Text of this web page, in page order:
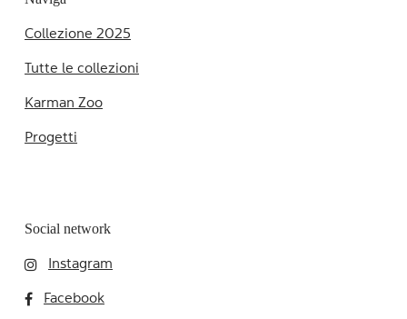
Collezione 2025
Tutte le collezioni
Karman Zoo
Progetti
Social network
Instagram
Facebook